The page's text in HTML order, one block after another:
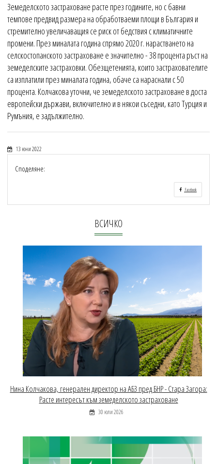
Земеделското застраховане расте през годините, но с бавни
темпове предвид размера на обработваеми площи в България и
стремително увеличаващия се риск от бедствия с климатичните
промени. През миналата година спрямо 2020 г. нарастването на
селскостопанското застраховане е значително - 38 процента ръст на
земеделските застраховки. Обезщетенията, които застрахователите
са изплатили през миналата година, обаче са нараснали с 50
процента. Колчакова уточни, че земеделското застраховане в доста
европейски държави, включително и в някои съседни, като Турция и
Румъния, е задължително.
13 юни 2022
Споделяне:
Facebook
ВСИЧКО
Нина Колчакова, генерален директор на АБЗ пред БНР - Стара Загора:
Расте интересът към земеделското застраховане
30 юли 2026